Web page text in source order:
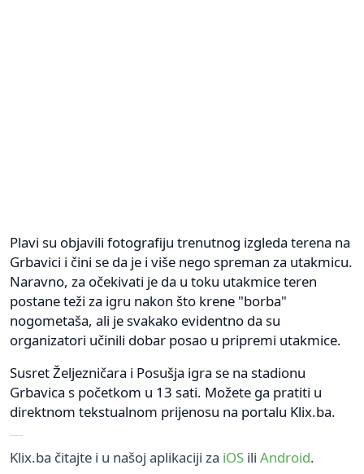
Plavi su objavili fotografiju trenutnog izgleda terena na
Grbavici i čini se da je i više nego spreman za utakmicu.
Naravno, za očekivati je da u toku utakmice teren
postane teži za igru nakon što krene "borba"
nogometaša, ali je svakako evidentno da su
organizatori učinili dobar posao u pripremi utakmice.
Susret Željezničara i Posušja igra se na stadionu
Grbavica s početkom u 13 sati. Možete ga pratiti u
direktnom tekstualnom prijenosu na portalu Klix.ba.
Klix.ba čitajte i u našoj aplikaciji za iOS ili Android.